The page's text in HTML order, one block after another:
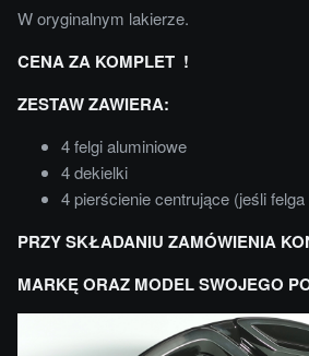
W oryginalnym lakierze.
CENA ZA KOMPLET !
ZESTAW ZAWIERA:
4 felgi aluminiowe
4 dekielki
4 pierścienie centrujące (jeśli
PRZY SKŁADANIU ZAMÓWIENIA
MARKĘ ORAZ MODEL SWOJEGO